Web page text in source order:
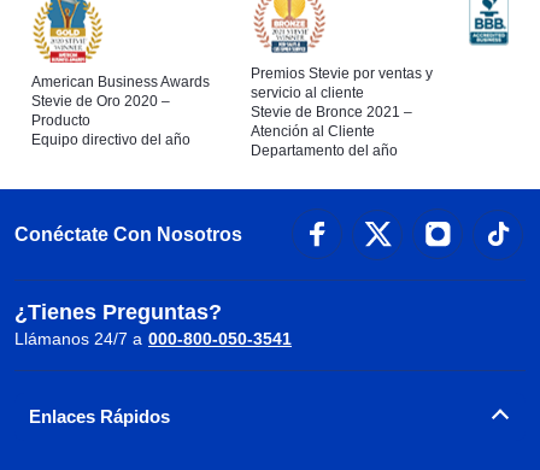
American Business Awards
Stevie de Oro 2020 –
Producto
Equipo directivo del año
Premios Stevie por ventas y
servicio al cliente
Stevie de Bronce 2021 –
Atención al Cliente
Departamento del año
Conéctate Con Nosotros
¿Tienes Preguntas?
Llámanos 24/7 a 000-800-050-3541
Enlaces Rápidos